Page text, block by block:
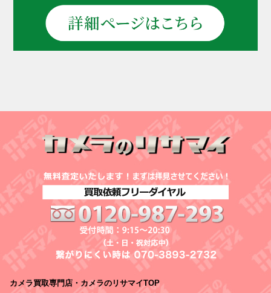
カメラ買取専門店・カメラのリサマイTOP